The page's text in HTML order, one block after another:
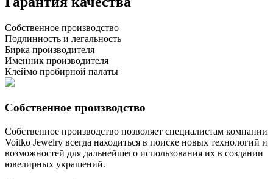
Собственное производство
Подлинность и легальность
Бирка производителя
Именник производителя
Клеймо пробирной палаты
Собственное производство
Собственное производство позволяет специалистам компании
Voitko Jewelry всегда находиться в поиске новых технологий и
возможностей для дальнейшего использования их в создании
ювелирных украшений.